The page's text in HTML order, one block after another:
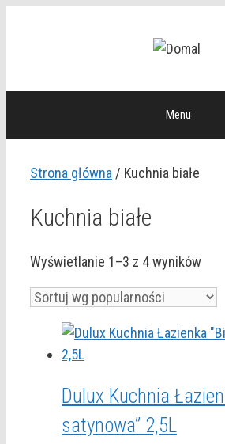
Menu
Strona główna / Kuchnia białe
Kuchnia białe
Wyświetlanie 1–3 z 4 wyników
Dulux Kuchnia
satynowa” 2,5L